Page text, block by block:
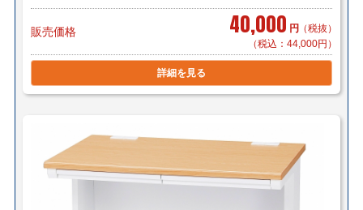
＊複数（他商品含む）ご購入の場合は同梱等、最良の方
法で送料を算出させて頂きます。
＊店頭引き渡し可能です。（要事前連絡）
販売価格 40,000 円 （税抜）
（税込：44,000円）
詳細を見る